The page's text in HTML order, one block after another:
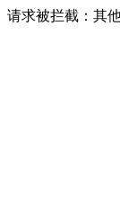
请求被拦截：其